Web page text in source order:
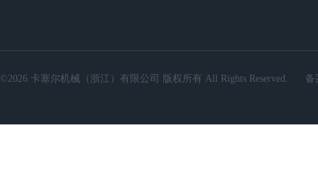
©2026 卡塞尔机械（浙江）有限公司 版权所有 All Rights Reserved. 备